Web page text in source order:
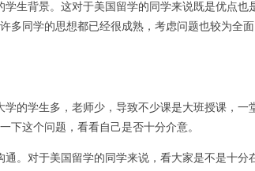
生背景。这对于美国留学的同学来说既是优点也
多同学的思想都已经很成熟，考虑问题也较为全
学生多，老师少，导致不少课是大班授课，一
下这个问题，看看自己是否十分介意。
。对于美国留学的同学来说，看大家是不是十分